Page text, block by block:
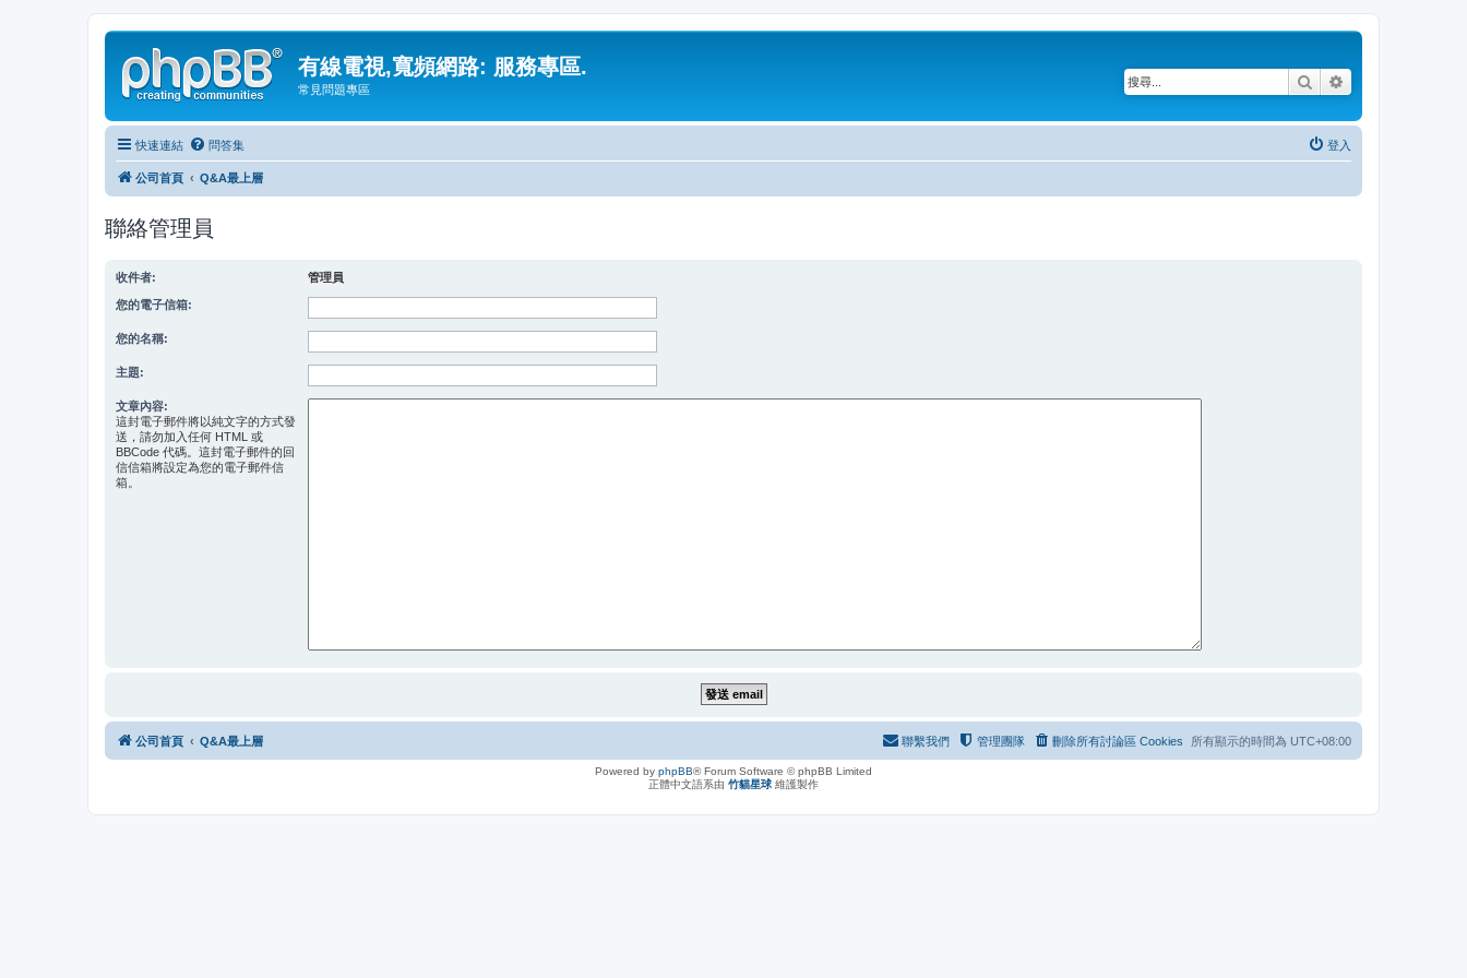
有線電視,寬頻網路: 服務專區.
常見問題專區 搜尋
快速連結 問答集 登入
公司首頁 Q&A最上層
聯絡管理員
收件者: 管理員
您的電子信箱:
您的名稱:
主題:
文章內容:
這封電子郵件將以純文字的方式發
送，請勿加入任何 HTML 或
BBCode 代碼。這封電子郵件的回
信信箱將設定為您的電子郵件信
箱。
公司首頁 Q&A最上層 所有顯示的時間為 UTC+08:00
刪除所有討論區 Cookies
管理團隊
聯繫我們
Powered by phpBB® Forum Software © phpBB Limited
正體中文語系由 竹貓星球 維護製作